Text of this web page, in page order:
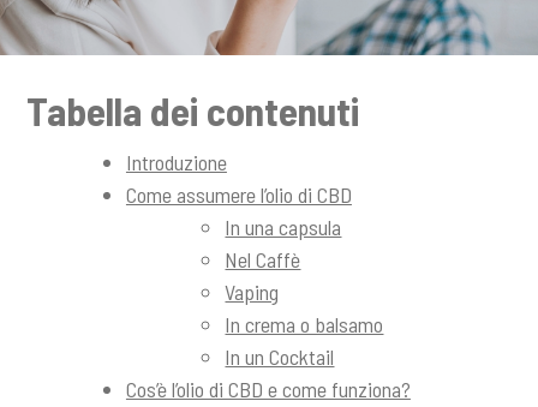
n
c
Tabella dei contenuti
Introduzione
Come assumere l’olio di CBD
In una capsula
Nel Caffè
Vaping
In crema o balsamo
In un Cocktail
Cos’è l’olio di CBD e come funziona?